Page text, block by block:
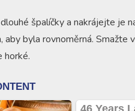
špalíčky a nakrájejte je
aby byla rovnoměrná.
horké.